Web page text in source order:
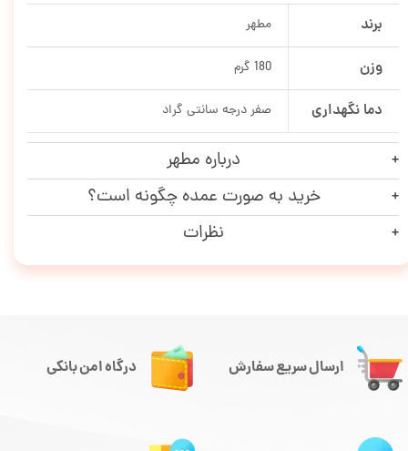
برند مطهر
وزن 180 گرم
دما نگهداری صفر درجه سانتی گراد
درباره مطهر
خرید به صورت عمده چگونه است؟
نظرات
ارسال سریع سفارش درگاه امن بانکی